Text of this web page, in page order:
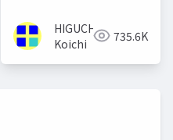
HIGUCHI
Koichi
735.6K